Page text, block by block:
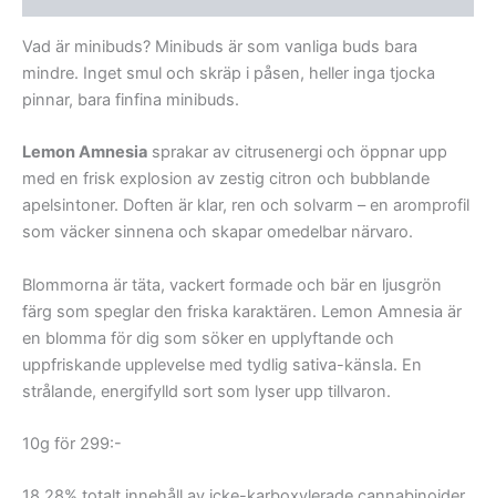
Vad är minibuds? Minibuds är som vanliga buds bara
mindre. Inget smul och skräp i påsen, heller inga tjocka
pinnar, bara finfina minibuds.
Lemon Amnesia sprakar av citrusenergi och öppnar upp
med en frisk explosion av zestig citron och bubblande
apelsintoner. Doften är klar, ren och solvarm – en aromprofil
som väcker sinnena och skapar omedelbar närvaro.
Blommorna är täta, vackert formade och bär en ljusgrön
färg som speglar den friska karaktären. Lemon Amnesia är
en blomma för dig som söker en upplyftande och
uppfriskande upplevelse med tydlig sativa-känsla. En
strålande, energifylld sort som lyser upp tillvaron.
10g för 299:-